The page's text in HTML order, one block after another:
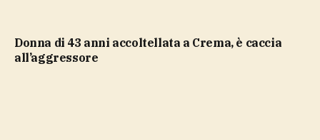
Donna di 43 anni accoltellata a Crema, è caccia
all’aggressore